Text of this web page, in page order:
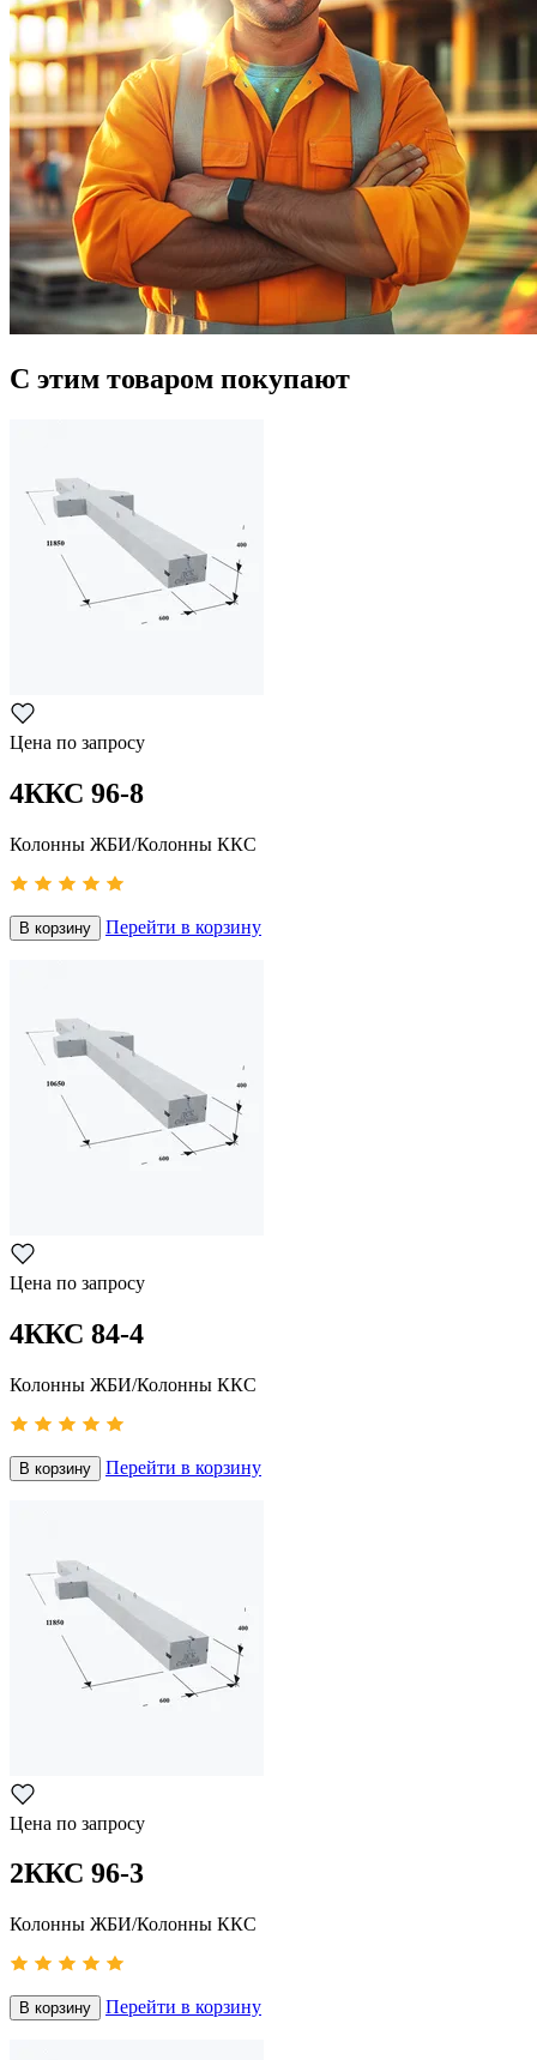
С этим товаром покупают
Цена по запросу
4ККС 96-8
Колонны ЖБИ/Колонны ККС
В корзину Перейти в корзину
Цена по запросу
4ККС 84-4
Колонны ЖБИ/Колонны ККС
В корзину Перейти в корзину
Цена по запросу
2ККС 96-3
Колонны ЖБИ/Колонны ККС
В корзину Перейти в корзину